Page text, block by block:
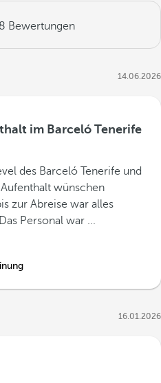
Bewertungen
14.06.2026
im Barceló Tenerife
des Barceló Tenerife und
wünschen
zur Abreise war alles
Personal war ...
16.01.2026